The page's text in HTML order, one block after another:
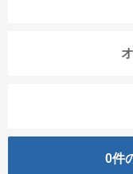
0件